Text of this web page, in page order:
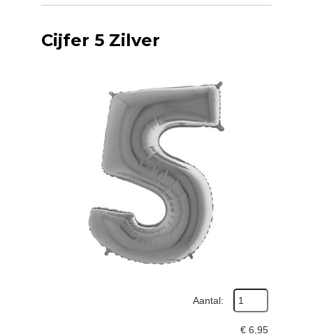
Cijfer 5 Zilver
Aantal:
€ 6,95